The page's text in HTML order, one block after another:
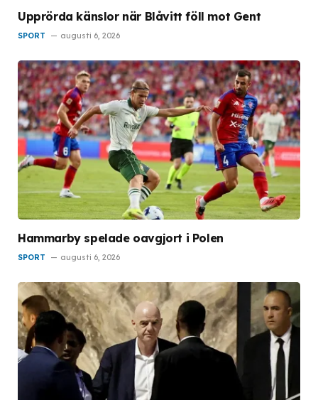
Upprörda känslor när Blåvitt föll mot Gent
SPORT augusti 6, 2026
Hammarby spelade oavgjort i Polen
SPORT augusti 6, 2026